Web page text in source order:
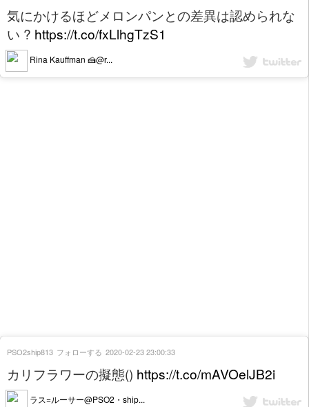
気にかけるほどメロンパンとの差異は認められな
い ? https://t.co/fxLlhgTzS1
Rina Kauffman 🍰@r...
カリフラワーの擬態() https://t.co/mAVOelJB2i
ラス=ルーサー@PSO2・ship...
PSO2ship813 フォローする 2020-02-23 23:00:33